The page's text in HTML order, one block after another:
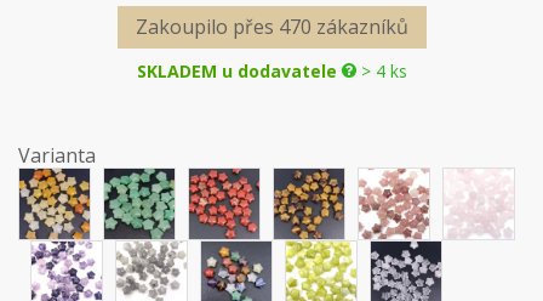
Zakoupilo přes 470 zákazníků
SKLADEM u dodavatele > 4 ks
Varianta